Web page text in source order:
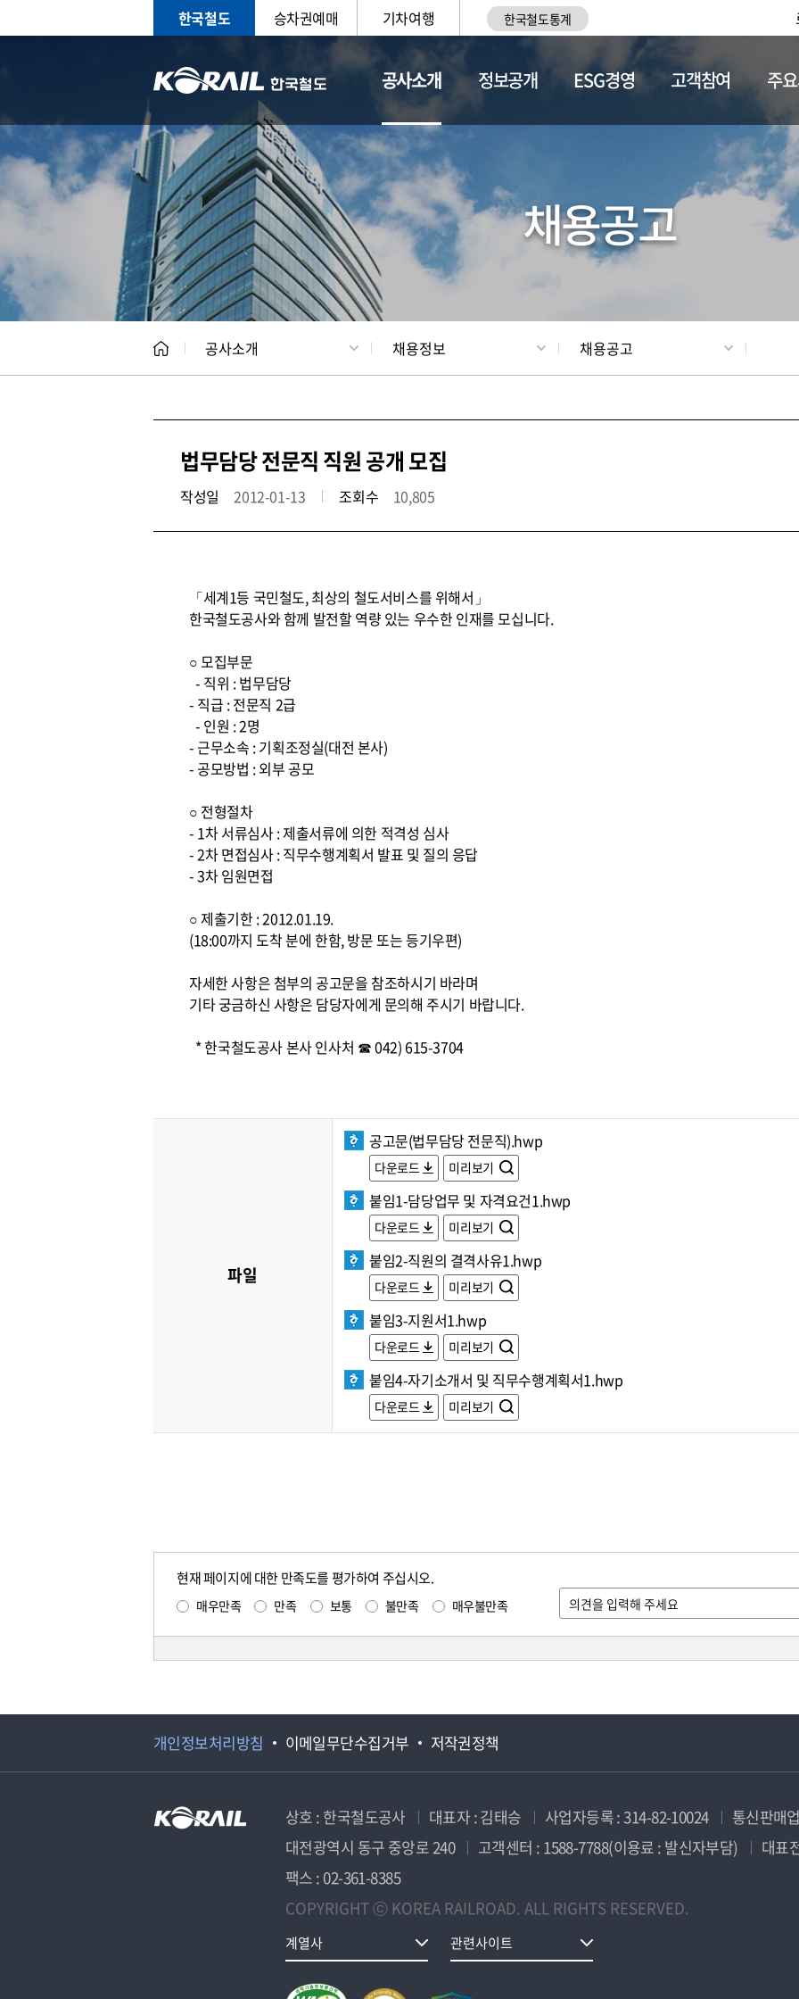
한국철도 승차권예매 기차여행 한국철도통계
공사소개
CEO 일반현황 채용정보
정보공개 ESG경영 고객참여 주
채용공고
공사소개 채용정보 채용공고
법무담당 전문직 직원 공개 모집
작성일 2012-01-13 조회수 10,805
「세계1등 국민철도, 최상의 철도서비스를 위해서」
한국철도공사와 함께 발전할 역량 있는 우수한 인재를 모십니다.
○ 모집부문
- 직위 : 법무담당
- 직급 : 전문직 2급
- 인원 : 2명
- 근무소속 : 기획조정실(대전 본사)
- 공모방법 : 외부 공모
○ 전형절차
- 1차 서류심사 : 제출서류에 의한 적격성 심사
- 2차 면접심사 : 직무수행계획서 발표 및 질의 응답
- 3차 임원면접
○ 제출기한 : 2012.01.19.
(18:00까지 도착 분에 한함, 방문 또는 등기우편)
자세한 사항은 첨부의 공고문을 참조하시기 바라며
기타 궁금하신 사항은 담당자에게 문의해 주시기 바랍니다.
* 한국철도공사 본사 인사처 ☎ 042) 615-3704
파일
공고문(법무담당 전문직).hwp
다운로드 미리보기
붙임1-담당업무 및 자격요건1.hwp
다운로드 미리보기
붙임2-직원의 결격사유1.hwp
다운로드 미리보기
붙임3-지원서1.hwp
다운로드 미리보기
붙임4-자기소개서 및 직무수행계획서1.hwp
다운로드 미리보기
현재 페이지에 대한 만족도를 평가하여 주십시오.
매우만족 만족 보통 불만족 매우불만족
개인정보처리방침 이메일무단수집거부 저작권정책
상호 : 한국철도공사 대표자 : 김태승 사업자등록 : 314-82-10024
통신판매
대전광역시 동구 중앙로 240
고객센터 : 1588-7788(이용료 : 발신자부담)
대표
팩스 : 02-361-8385
COPYRIGHT ⓒ KOREA RAILROAD. ALL RIGHTS RESERVED.
계열사 관련사이트